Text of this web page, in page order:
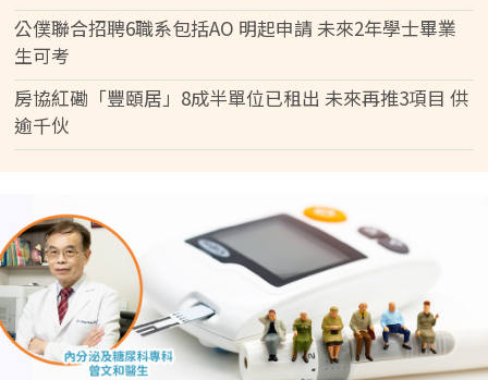
公僕聯合招聘6職系包括AO 明起申請 未來2年學士畢業
生可考
房協紅磡「豐頤居」8成半單位已租出 未來再推3項目 供
逾千伙